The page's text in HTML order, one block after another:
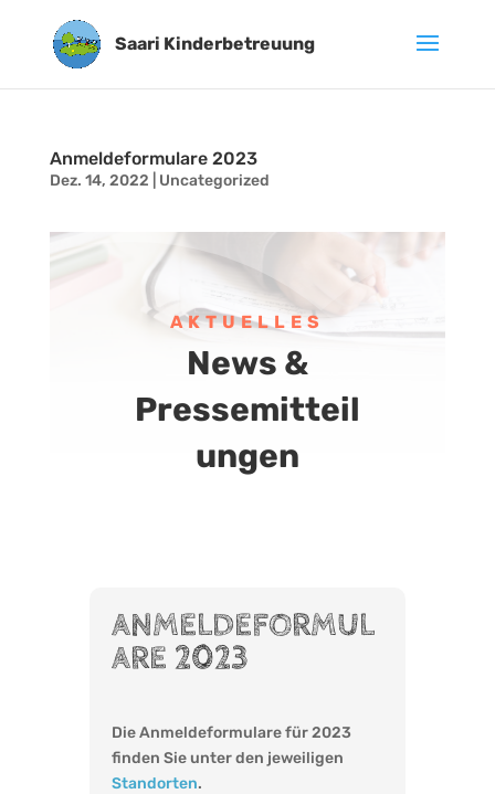
Saari Kinderbetreuung
Anmeldeformulare 2023
Dez. 14, 2022 Uncategorized
AKTUELLES
News &
Pressemitteil
ungen
ANMELDEFORMUL
ARE 2023
Die Anmeldeformulare für 2023
finden Sie unter den jeweiligen
Standorten.